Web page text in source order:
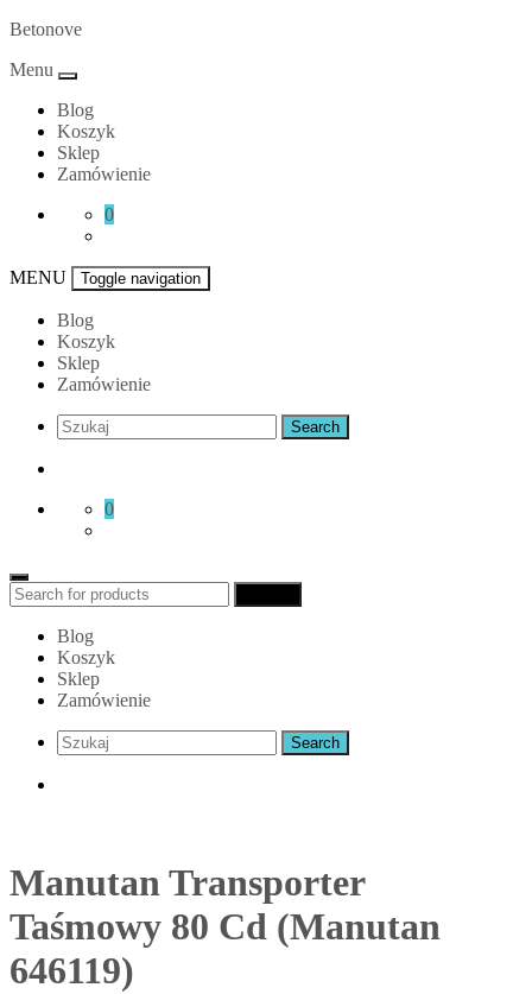
Skip
content
Betonove
Menu
Blog
Koszyk
Sklep
Zamówienie
0
MENU Toggle navigation
Blog
Koszyk
Sklep
Zamówienie
0
Search
for:
Blog
Koszyk
Sklep
Zamówienie
Manutan Transporter
Taśmowy 80 Cd (Manutan
646119)